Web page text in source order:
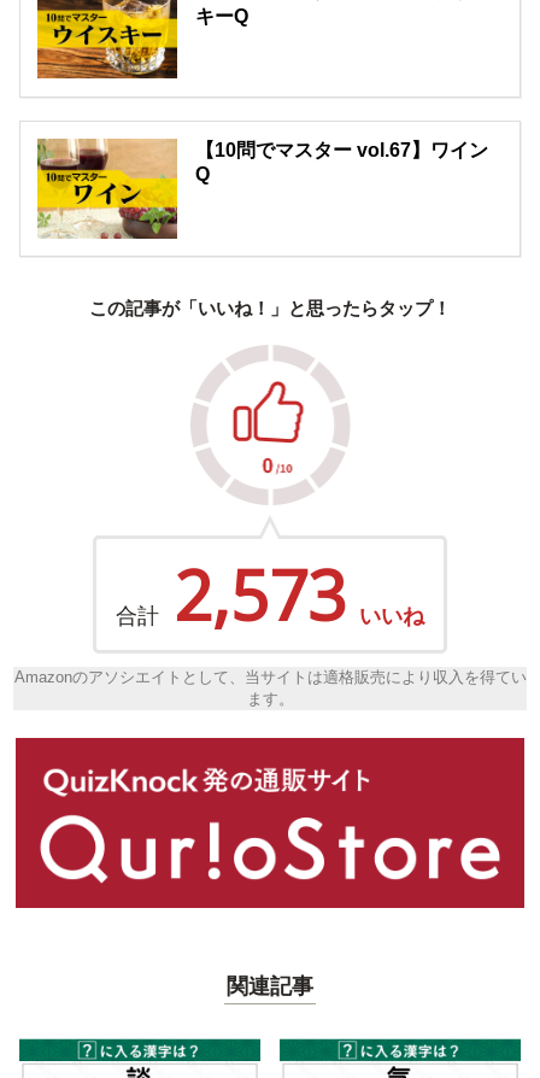
キーQ
【10問でマスター vol.67】ワイン
Q
この記事が「いいね！」と思ったらタップ！
合計 2,573 いいね
Amazonのアソシエイトとして、当サイトは適格販売により収入を得てい
ます。
関連記事